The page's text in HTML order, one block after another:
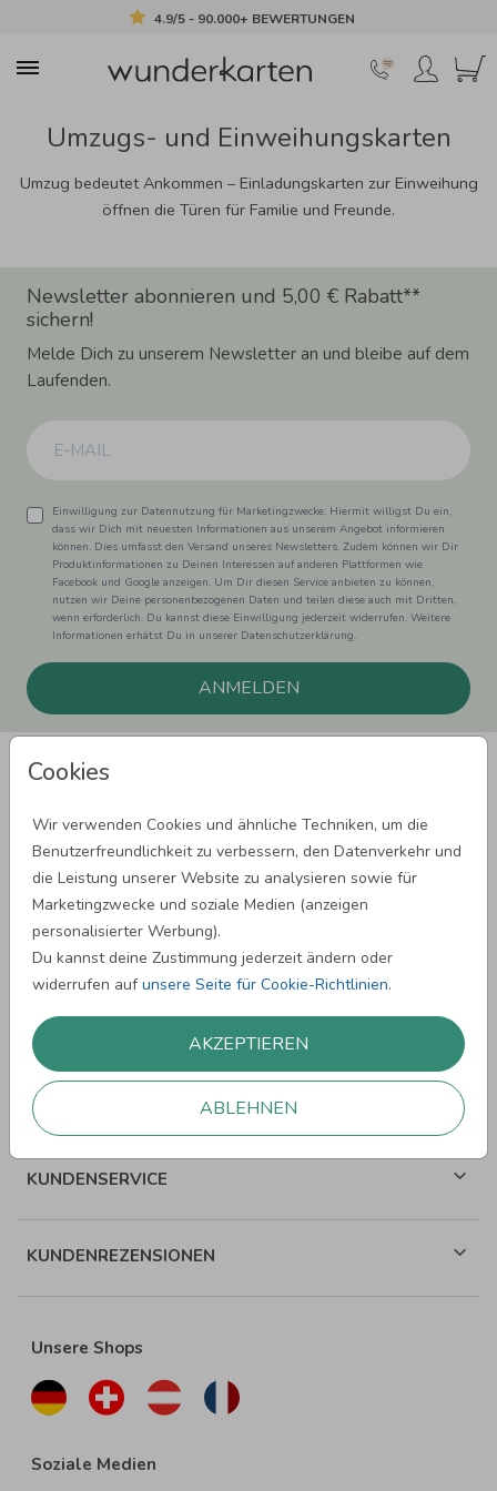
4.9/5 - 90.000+ BEWERTUNGEN
Cookies
Wir verwenden Cookies und ähnliche Techniken, um die
Benutzerfreundlichkeit zu verbessern, den Datenverkehr und
die Leistung unserer Website zu analysieren sowie für
Marketingzwecke und soziale Medien (anzeigen
personalisierter Werbung).
Du kannst deine Zustimmung jederzeit ändern oder
widerrufen aufunsere Seite für Cookie-Richtlinien.
AKZEPTIEREN
ABLEHNEN
Umzugs- und Einweihungskarten
Umzug bedeutet Ankommen – Einladungskarten zur Einweihung
öffnen die Türen für Familie und Freunde.
Newsletter abonnieren und 5,00 € Rabatt**
sichern!
Melde Dich zu unserem Newsletter an und bleibe auf dem
Laufenden.
Einwilligung zur Datennutzung für Marketingzwecke: Hiermit willigst Du ein,
dass wir Dich mit neuesten Informationen aus unserem Angebot informieren
können. Dies umfasst den Versand unseres Newsletters. Zudem können wir Dir
Produktinformationen zu Deinen Interessen auf anderen Plattformen wie
Facebook und Google anzeigen. Um Dir diesen Service anbieten zu können,
nutzen wir Deine personenbezogenen Daten und teilen diese auch mit Dritten,
wenn erforderlich. Du kannst diese Einwilligung jederzeit widerrufen. Weitere
Informationen erhätst Du in unserer Datenschutzerklärung.
ANMELDEN
SPRÜCHE ZUM GEBURTSTAG
SPRÜCHE ZUR HOCHZEIT
WEITERE SPRÜCHE
ÜBER WUNDERKARTEN
KUNDENSERVICE
KUNDENREZENSIONEN
Unsere Shops
Soziale Medien